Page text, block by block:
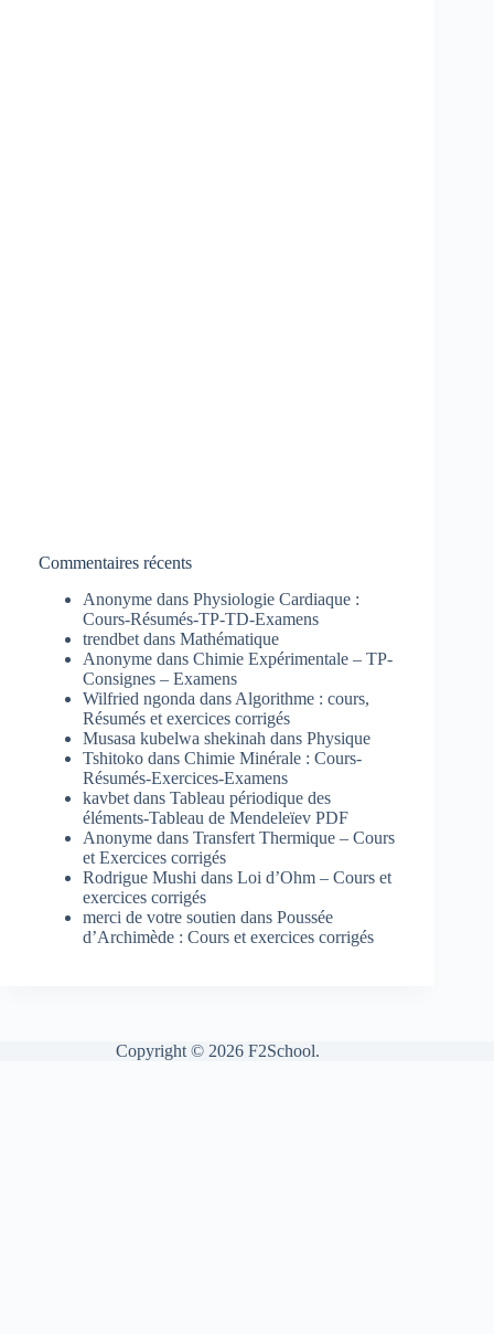
Commentaires récents
Anonyme dans Physiologie Cardiaque :
Cours-Résumés-TP-TD-Examens
trendbet dans Mathématique
Anonyme dans Chimie Expérimentale – TP-
Consignes – Examens
Wilfried ngonda dans Algorithme : cours,
Résumés et exercices corrigés
Musasa kubelwa shekinah dans Physique
Tshitoko dans Chimie Minérale : Cours-
Résumés-Exercices-Examens
kavbet dans Tableau périodique des
éléments-Tableau de Mendeleïev PDF
Anonyme dans Transfert Thermique – Cours
et Exercices corrigés
Rodrigue Mushi dans Loi d’Ohm – Cours et
exercices corrigés
merci de votre soutien dans Poussée
d’Archimède : Cours et exercices corrigés
Copyright © 2026 F2School.